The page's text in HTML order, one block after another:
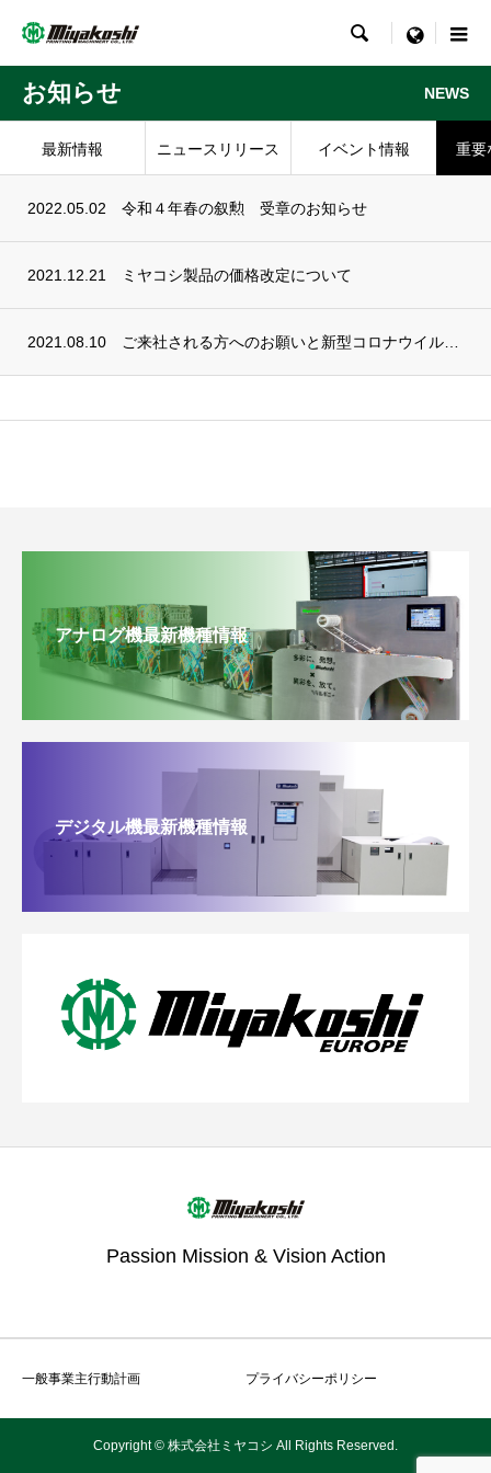
 menu
お知らせ NEWS
最新情報 ニュースリリース イベント情報 重要
2022.05.02 令和４年春の叙勲 受章のお知らせ
2021.12.21 ミヤコシ製品の価格改定について
2021.08.10
アナログ機最新機種情報
デジタル機最新機種情報
Passion Mission & Vision Action
一般事業主行動計画 プライバシーポリシー
Copyright © 株式会社ミヤコシ All Rights Reserved.